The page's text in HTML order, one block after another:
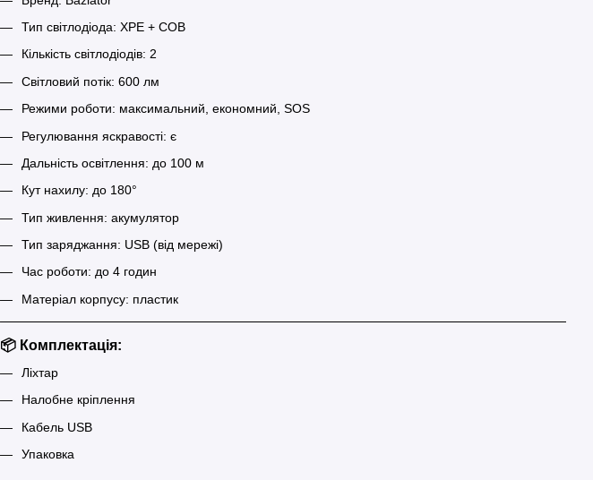
Тип світлодіода: XPE + COB
Кількість світлодіодів: 2
Світловий потік: 600 лм
Режими роботи: максимальний, економний, SOS
Регулювання яскравості: є
Дальність освітлення: до 100 м
Кут нахилу: до 180°
Тип живлення: акумулятор
Тип заряджання: USB (від мережі)
Час роботи: до 4 годин
Матеріал корпусу: пластик
📦 Комплектація:
Ліхтар
Налобне кріплення
Кабель USB
Упаковка